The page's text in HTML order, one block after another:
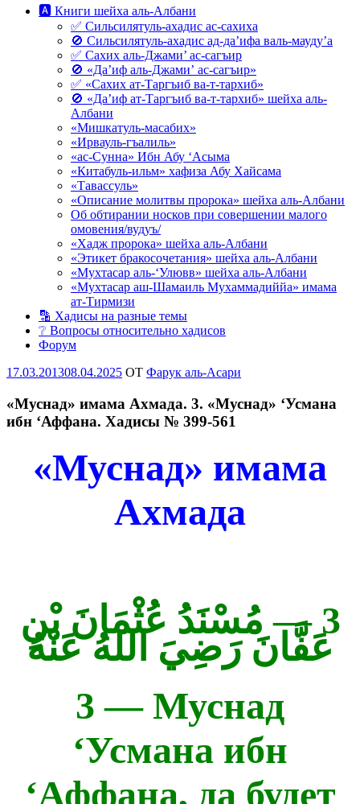
🅰 Книги шейха аль-Албани
✅ Сильсилятуль-ахадис ас-сахиха
🚫 Сильсилятуль-ахадис ад-да’ифа валь-мауду’а
✅ Сахих аль-Джами’ ас-сагъир
🚫 «Да’иф аль-Джами’ ас-сагъир»
✅ «Сахих ат-Таргъиб ва-т-тархиб»
🚫 «Да’иф ат-Таргъиб ва-т-тархиб» шейха аль-
Албани
«Мишкатуль-масабих»
«Ирвауль-гъалиль»
«ас-Сунна» Ибн Абу ‘Асыма
«Китабуль-ильм» хафиза Абу Хайсама
«Тавассуль»
«Описание молитвы пророка» шейха аль-Албани
Об обтирании носков при совершении малого
омовения/вудуъ/
«Хадж пророка» шейха аль-Албани
«Этикет бракосочетания» шейха аль-Албани
«Мухтасар аль-‘Улювв» шейха аль-Албани
«Мухтасар аш-Шамаиль Мухаммадиййа» имама
ат-Тирмизи
🔡 Хадисы на разные темы
❔ Вопросы относительно хадисов
Форум
Опубликовано
17.03.201308.04.2025 OT Фарук аль-Асари
«Муснад» имама Ахмада. 3. «Муснад» ‘Усмана
ибн ‘Аффана. Хадисы № 399-561
«Муснад» имама
Ахмада
3 — مُسْنَدُ عُثْمَانَ بْنِ
عَفَّانَ رَضِيَ اللهُ عَنْهُ
3 — Муснад
‘Усмана ибн
‘Аффана, да будет